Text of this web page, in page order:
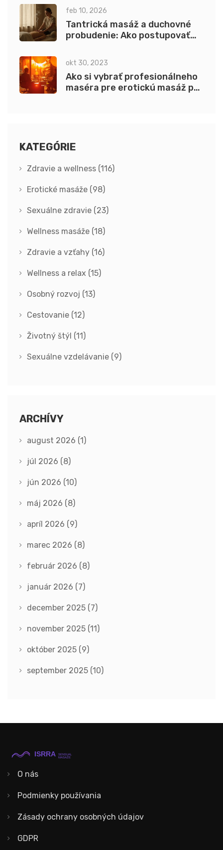
feb 10, 2026
Tantrická masáž a duchovné
probudenie: Ako postupovať
okt 30, 2023
Ako si vybrať profesionálneho
maséra pre erotickú masáž pre
KATEGÓRIE
Zdravie a wellness (116)
Erotické masáže (98)
Sexuálne zdravie (23)
Wellness masáže (18)
Zdravie a vzťahy (16)
Wellness a relax (15)
Osobný rozvoj (13)
Cestovanie (12)
Životný štýl (11)
Sexuálne vzdelávanie (9)
ARCHÍVY
august 2026 (1)
júl 2026 (8)
jún 2026 (10)
máj 2026 (8)
apríl 2026 (9)
marec 2026 (8)
február 2026 (8)
január 2026 (7)
december 2025 (7)
november 2025 (11)
október 2025 (9)
september 2025 (10)
O nás
Podmienky používania
Zásady ochrany osobných údajov
GDPR